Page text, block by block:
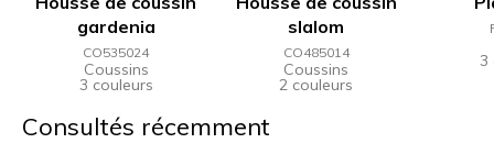
gardenia
CO535024
Coussins
3 couleurs
slalom
CO485014
Coussins
2 couleurs
3
Consultés récemment